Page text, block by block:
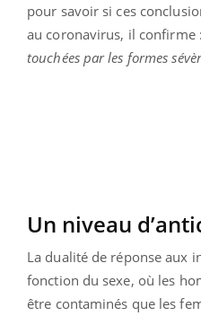
pour savoir si ces
au coronavirus, il confirme
touchées par les formes
Un niveau
La dualité de réponse aux
fonction du sexe, où les
être contaminés que les